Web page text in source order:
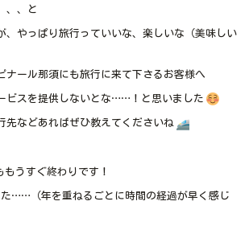
、、と
、やっぱり旅行っていいな、楽しいな（美味しい
ナール那須にも旅行に来て下さるお客様へ
ビスを提供しないとな……！と思いました
先などあればぜひ教えてくださいね
もうすぐ終わりです！
た……（年を重ねるごとに時間の経過が早く感じ